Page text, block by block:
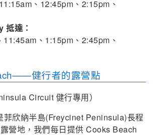
、12:45pm、2:15pm、
抵達：
11:45am、1:15pm、2:45pm、
健行者的露營點
Circuit 健行專用）
菲欣納半島(Freycinet Peninsula)長程
營地，我們每日提供 Cooks Beach